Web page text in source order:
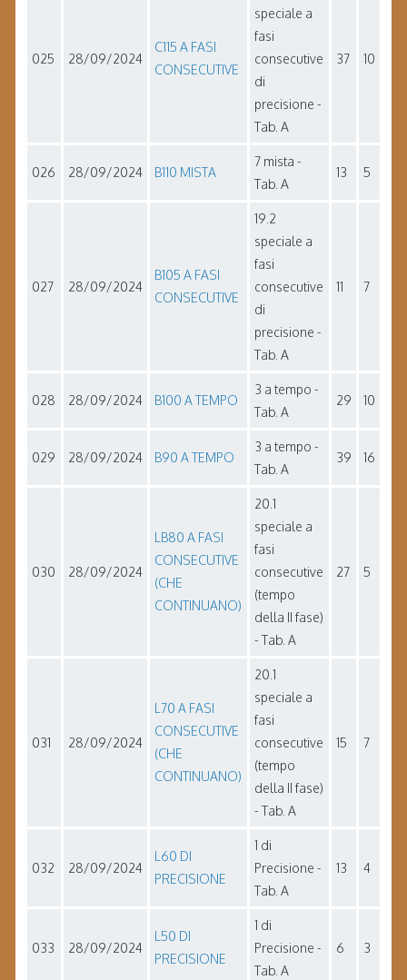
025 28/09/2024
C115 A FASI
CONSECUTIVE
speciale a
fasi
consecutive
di
precisione -
Tab. A
37 10
026 28/09/2024 B110 MISTA
7 mista -
Tab. A
13 5
027 28/09/2024
B105 A FASI
CONSECUTIVE
19.2
speciale a
fasi
consecutive
di
precisione -
Tab. A
11 7
028 28/09/2024 B100 A TEMPO
3 a tempo -
Tab. A
29 10
029 28/09/2024 B90 A TEMPO
3 a tempo -
Tab. A
39 16
030 28/09/2024
LB80 A FASI
CONSECUTIVE
(CHE
CONTINUANO)
20.1
speciale a
fasi
consecutive
(tempo
della II fase)
- Tab. A
27 5
031 28/09/2024
L70 A FASI
CONSECUTIVE
(CHE
CONTINUANO)
20.1
speciale a
fasi
consecutive
(tempo
della II fase)
- Tab. A
15 7
032 28/09/2024
L60 DI
PRECISIONE
1 di
Precisione -
Tab. A
13 4
033 28/09/2024
L50 DI
PRECISIONE
1 di
Precisione -
Tab. A
6 3